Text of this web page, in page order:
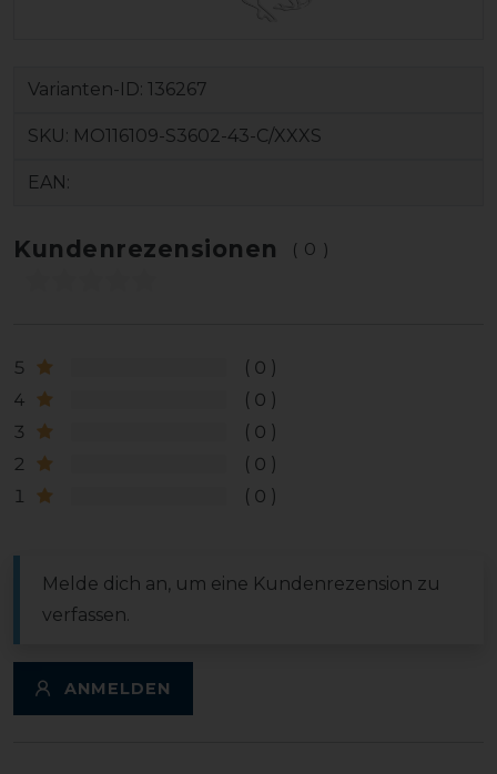
Varianten-ID: 136267
SKU: MO116109-S3602-43-C/XXXS
EAN:
Kundenrezensionen (0)
5
0
4
0
3
0
2
0
1
0
Melde dich an, um eine Kundenrezension zu
verfassen.
ANMELDEN